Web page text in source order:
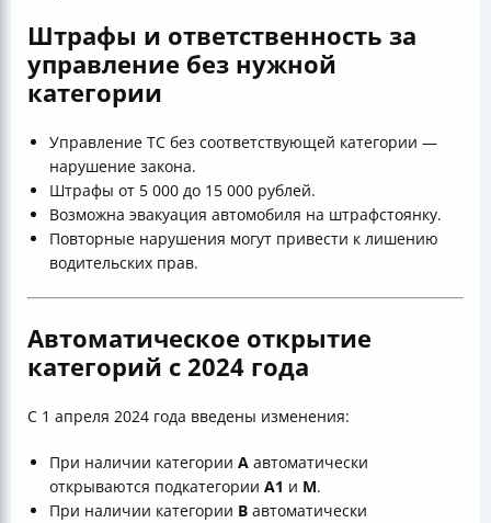
Штрафы и ответственность за
управление без нужной
категории
Управление ТС без соответствующей категории —
нарушение закона.
Штрафы от 5 000 до 15 000 рублей.
Возможна эвакуация автомобиля на штрафстоянку.
Повторные нарушения могут привести к лишению
водительских прав.
Автоматическое открытие
категорий с 2024 года
С 1 апреля 2024 года введены изменения:
При наличии категории А автоматически
открываются подкатегории А1 и М.
При наличии категории В автоматически